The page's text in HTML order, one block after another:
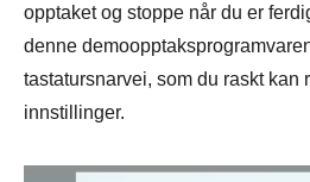
opptaket og stoppe når du er
denne
tastatursnarvei, som du raskt kan
innstillinger.